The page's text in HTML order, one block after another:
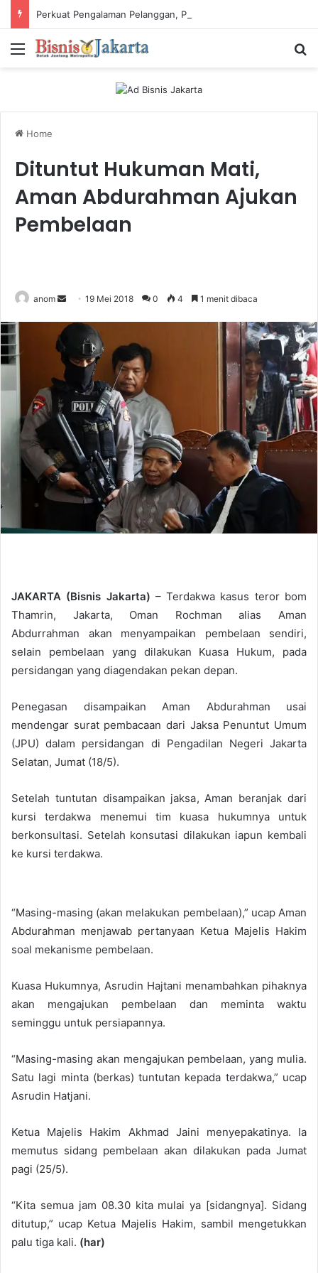
Menu
Home
Dituntut Hukuman Mati,
Aman Abdurahman Ajukan
Pembelaan
anom
m
a
19 Mei 2018 0 4 1 menit dibaca
JAKARTA (Bisnis Jakarta) – Terdakwa kasus teror bom
Thamrin, Jakarta, Oman Rochman alias Aman
Abdurrahman akan menyampaikan pembelaan sendiri,
selain pembelaan yang dilakukan Kuasa Hukum, pada
persidangan yang diagendakan pekan depan.
Penegasan disampaikan Aman Abdurahman usai
mendengar surat pembacaan dari Jaksa Penuntut Umum
(JPU) dalam persidangan di Pengadilan Negeri Jakarta
Selatan, Jumat (18/5).
Setelah tuntutan disampaikan jaksa, Aman beranjak dari
kursi terdakwa menemui tim kuasa hukumnya untuk
berkonsultasi. Setelah konsutasi dilakukan iapun kembali
ke kursi terdakwa.
“Masing-masing (akan melakukan pembelaan),” ucap Aman
Abdurahman menjawab pertanyaan Ketua Majelis Hakim
soal mekanisme pembelaan.
Kuasa Hukumnya, Asrudin Hajtani menambahkan pihaknya
akan mengajukan pembelaan dan meminta waktu
seminggu untuk persiapannya.
“Masing-masing akan mengajukan pembelaan, yang mulia.
Satu lagi minta (berkas) tuntutan kepada terdakwa,” ucap
Asrudin Hatjani.
Ketua Majelis Hakim Akhmad Jaini menyepakatinya. Ia
memutus sidang pembelaan akan dilakukan pada Jumat
pagi (25/5).
“Kita semua jam 08.30 kita mulai ya [sidangnya]. Sidang
ditutup,” ucap Ketua Majelis Hakim, sambil mengetukkan
palu tiga kali. (har)